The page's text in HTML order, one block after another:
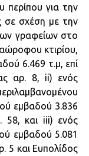
περίπου για την
σε σχέση με την
γραφείων στο
κτιρίου,
6.469 τ.μ, επί
αρ. 8, ii) ενός
εμβαδού 3.836
58, και iii) ενός
εμβαδού 5.081
5 και Ευπολίδος